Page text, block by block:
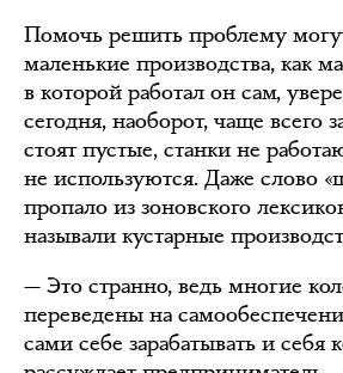
Помочь решить проблему
маленькие производства, как
в которой работал он сам,
сегодня, наоборот, чаще всего
стоят пустые, станки не
не используются. Даже слово
пропало из зоновского
называли кустарные
— Это странно, ведь многие
переведены на
сами себе зарабатывать и себя